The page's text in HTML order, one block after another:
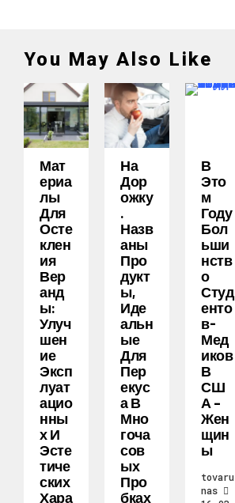
You May Also Like
Мат
Ериа
Лы
Для
Осте
Клен
Ия
Вер
Анд
Ы:
Улуч
Шен
Ие
Эксп
Луат
Ацио
Нны
Х И
Эсте
Тиче
Ских
Хара
На
Дор
Ожку
.
Назв
Аны
Про
Дукт
Ы,
Иде
Альн
Ые
Для
Пер
Екус
А В
Мно
Гоча
Сов
Ых
Про
Бках
В
Это
М
Году
Бол
Ьши
Нств
О
Студ
Енто
В-
Мед
Иков
В
СШ
А –
Жен
Щин
Ы
tovaru
nas